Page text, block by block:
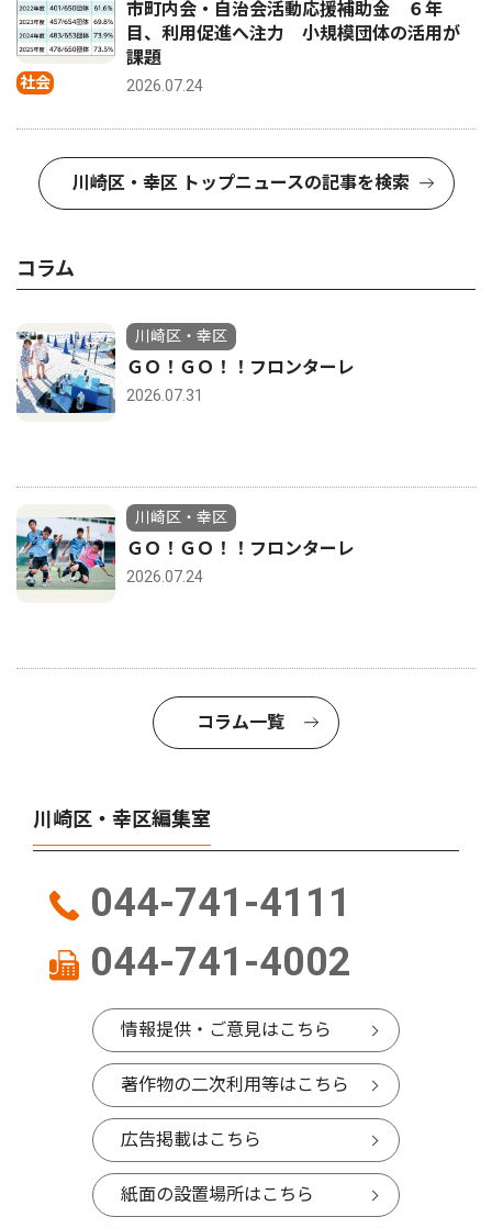
社会
市町内会・自治会活動応援補助金 ６年
目、利用促進へ注力 小規模団体の活用が
課題
2026.07.24
川崎区・幸区 トップニュースの記事を検索
コラム
川崎区・幸区
ＧＯ！ＧＯ！！フロンターレ
2026.07.31
川崎区・幸区
ＧＯ！ＧＯ！！フロンターレ
2026.07.24
コラム一覧
川崎区・幸区編集室
044-741-4111
044-741-4002
情報提供・ご意見はこちら
著作物の二次利用等はこちら
広告掲載はこちら
紙面の設置場所はこちら